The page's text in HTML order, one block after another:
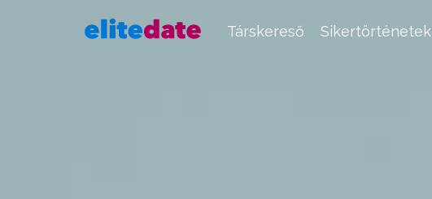
Társkereső Sikertörténetek